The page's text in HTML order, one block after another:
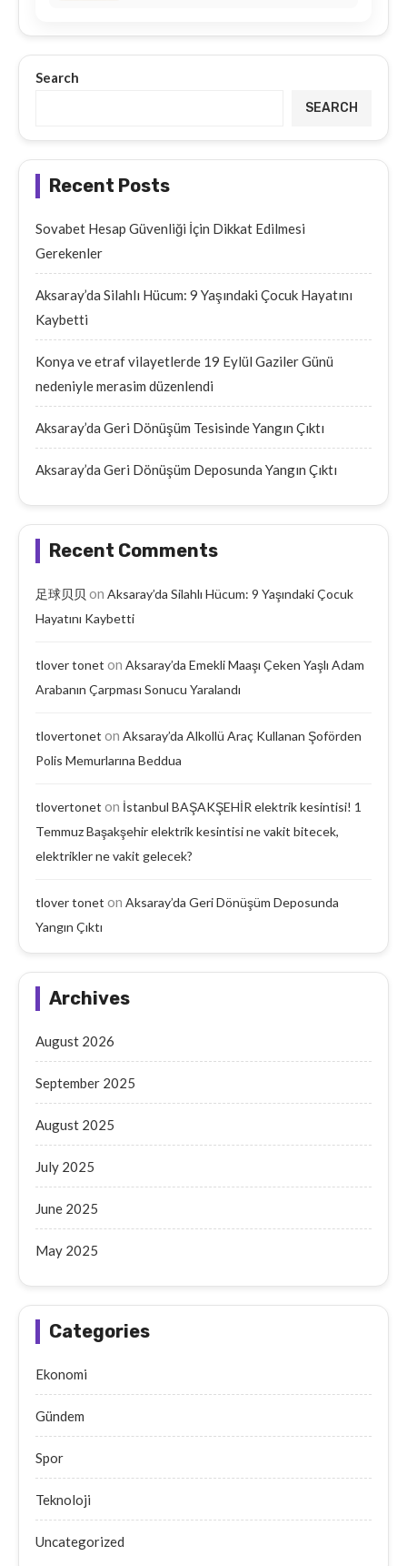
Search
SEARCH
Recent Posts
Sovabet Hesap Güvenliği İçin Dikkat Edilmesi
Gerekenler
Aksaray’da Silahlı Hücum: 9 Yaşındaki Çocuk Hayatını
Kaybetti
Konya ve etraf vilayetlerde 19 Eylül Gaziler Günü
nedeniyle merasim düzenlendi
Aksaray’da Geri Dönüşüm Tesisinde Yangın Çıktı
Aksaray’da Geri Dönüşüm Deposunda Yangın Çıktı
Recent Comments
足球贝贝 on Aksaray’da Silahlı Hücum: 9 Yaşındaki Çocuk
Hayatını Kaybetti
tlover tonet on Aksaray’da Emekli Maaşı Çeken Yaşlı Adam
Arabanın Çarpması Sonucu Yaralandı
tlovertonet on Aksaray’da Alkollü Araç Kullanan Şoförden
Polis Memurlarına Beddua
tlovertonet on İstanbul BAŞAKŞEHİR elektrik kesintisi! 1
Temmuz Başakşehir elektrik kesintisi ne vakit bitecek,
elektrikler ne vakit gelecek?
tlover tonet on Aksaray’da Geri Dönüşüm Deposunda
Yangın Çıktı
Archives
August 2026
September 2025
August 2025
July 2025
June 2025
May 2025
Categories
Ekonomi
Gündem
Spor
Teknoloji
Uncategorized